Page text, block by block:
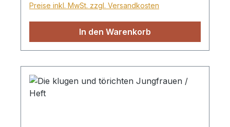
ab 2 Jahren mit den interessanten und
lehrreichen Geschichten der Bibel bekannt.
Jedes Büchlein enthält eine Lehre, die
unsere Kleinen dazu ermutigt, Gott zu
Preise inkl. MwSt. zzgl. Versandkosten
In den Warenkorb